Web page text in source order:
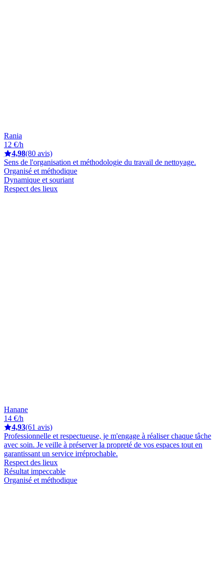
Rania
12 €/h
4,98(80 avis)
Sens de l'organisation et méthodologie du travail de nettoyage.
Organisé et méthodique
Dynamique et souriant
Respect des lieux
Hanane
14 €/h
4,93(61 avis)
Professionnelle et respectueuse, je m'engage à réaliser chaque tâche
avec soin. Je veille à préserver la propreté de vos espaces tout en
garantissant un service irréprochable.
Respect des lieux
Résultat impeccable
Organisé et méthodique